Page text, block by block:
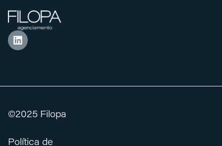
©2025 Filopa
Política de